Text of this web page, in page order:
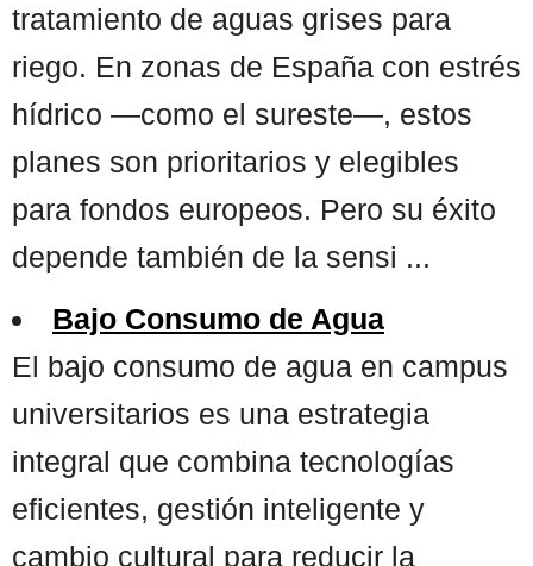
tratamiento de aguas grises para
riego. En zonas de España con estrés
hídrico —como el sureste—, estos
planes son prioritarios y elegibles
para fondos europeos. Pero su éxito
depende también de la sensi ...
Bajo Consumo de Agua
El bajo consumo de agua en campus
universitarios es una estrategia
integral que combina tecnologías
eficientes, gestión inteligente y
cambio cultural para reducir la